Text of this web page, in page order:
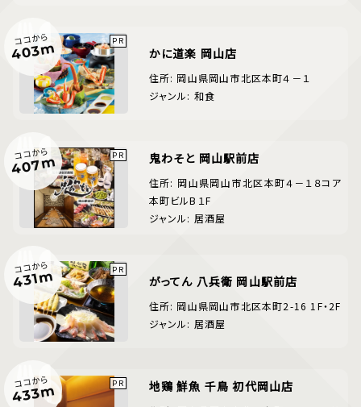
ココから
403m かに道楽 岡山店
住所: 岡山県岡山市北区本町４－１
ジャンル: 和食
ココから
407m 鬼わそと 岡山駅前店
住所: 岡山県岡山市北区本町４－１８コア
本町ビルB１F
ジャンル: 居酒屋
ココから
431m がってん 八兵衛 岡山駅前店
住所: 岡山県岡山市北区本町2-16 1F・2F
ジャンル: 居酒屋
ココから
433m 地鶏 鮮魚 千鳥 初代岡山店